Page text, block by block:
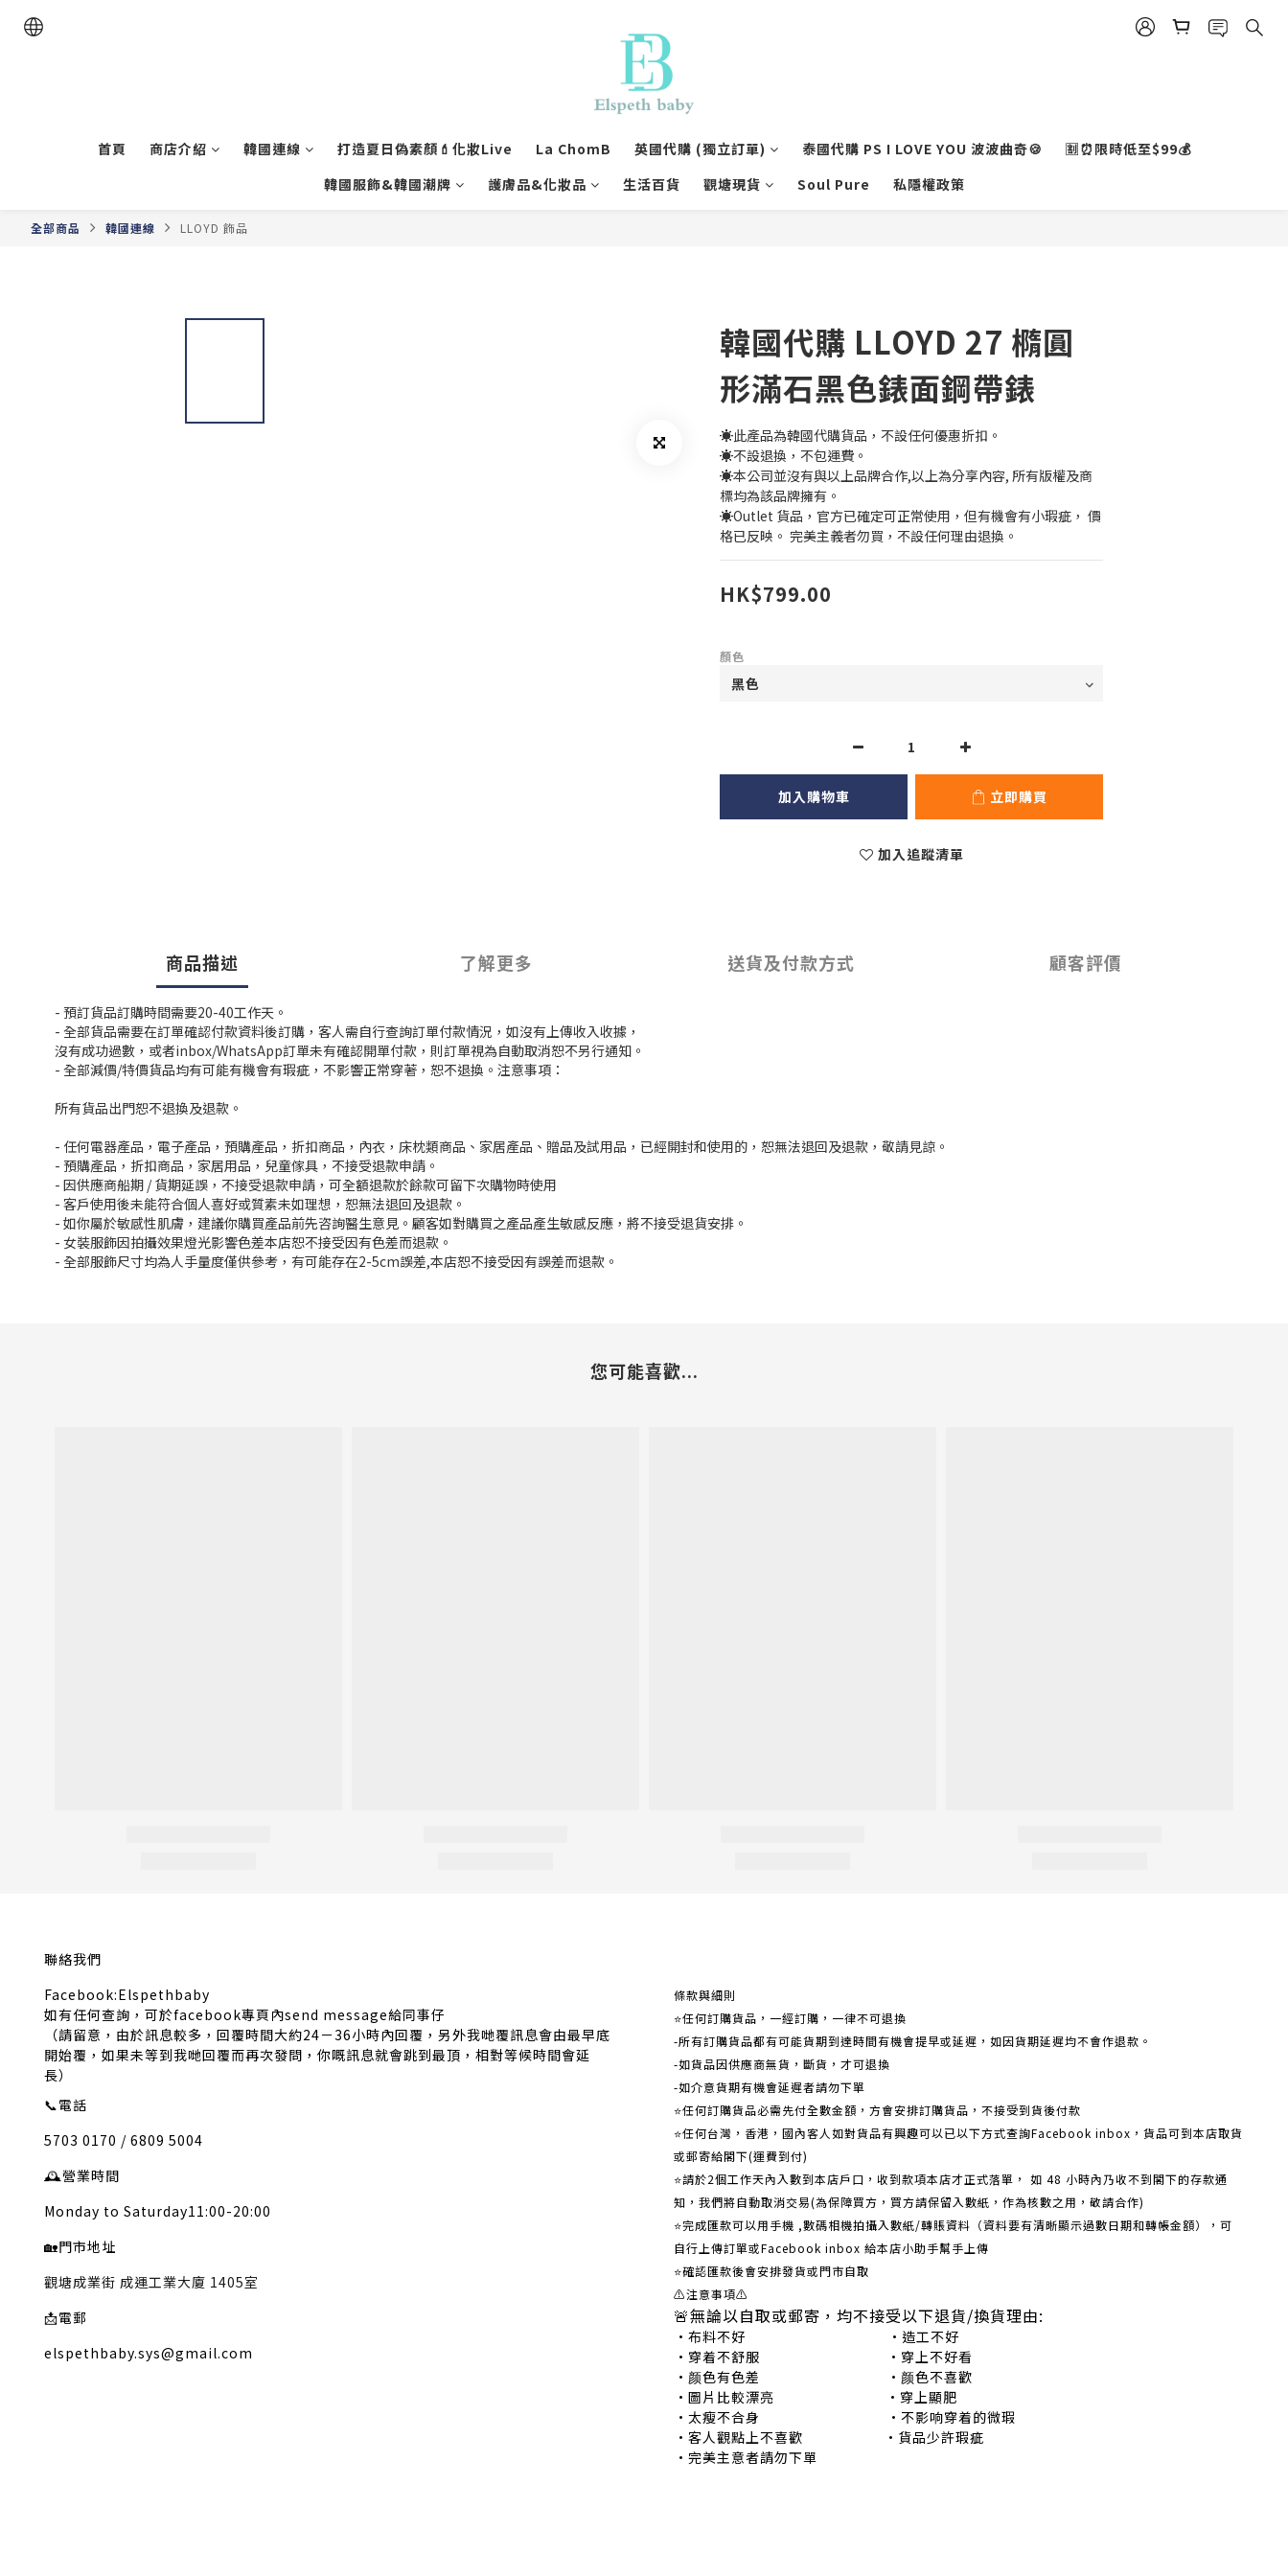
首頁 商店介紹 韓國連線 打造夏日偽素顏💄化妝Live La ChomB 英國代購 (獨立訂單) 泰國代購 PS I LOVE YOU 波波曲奇🍪
🈹⏰限時低至$99💰
韓國服飾&韓國潮牌
護膚品&化妝品 生活百貨 觀塘現貨 Soul Pure 私隱權政策
全部商品 韓國連線 LLOYD 飾品
韓國代購 LLOYD 27 橢圓
形滿石黑色錶面鋼帶錶
☀️此產品為韓國代購貨品，不設任何優惠折扣。
☀️不設退換，不包運費。
☀️本公司並沒有與以上品牌合作,以上為分享內容, 所有版權及商
標均為該品牌擁有。
☀️Outlet 貨品，官方已確定可正常使用，但有機會有小瑕疵， 價
格已反映。 完美主義者勿買，不設任何理由退換。
HK$799.00
顏色
加入購物車 立即購買
加入追蹤清單
商品描述 了解更多 送貨及付款方式 顧客評價
- 預訂貨品訂購時間需要20-40工作天。
- 全部貨品需要在訂單確認付款資料後訂購，客人需自行查詢訂單付款情況，如沒有上傳收入收據，
沒有成功過數，或者inbox/WhatsApp訂單未有確認開單付款，則訂單視為自動取消恕不另行通知。
- 全部減價/特價貨品均有可能有機會有瑕疵，不影響正常穿著，恕不退換。注意事項：
所有貨品出門恕不退換及退款。
- 任何電器產品，電子產品，預購產品，折扣商品，內衣，床枕類商品、家居產品、贈品及試用品，已經開封和使用的，恕無法退回及退款，敬請見諒。
- 預購產品，折扣商品，家居用品，兒童傢具，不接受退款申請。
- 因供應商船期 / 貨期延誤，不接受退款申請，可全額退款於餘款可留下次購物時使用
- 客戶使用後未能符合個人喜好或質素未如理想，恕無法退回及退款。
- 如你屬於敏感性肌膚，建議你購買產品前先咨詢醫生意見。顧客如對購買之產品產生敏感反應，將不接受退貨安排。
- 女裝服飾因拍攝效果燈光影響色差本店恕不接受因有色差而退款。
- 全部服飾尺寸均為人手量度僅供參考，有可能存在2-5cm誤差,本店恕不接受因有誤差而退款。
您可能喜歡...
聯絡我們
Facebook:Elspethbaby
如有任何查詢，可於facebook專頁內send message給同事仔
（請留意，由於訊息較多，回覆時間大約24－36小時內回覆，另外我哋覆訊息會由最早底
開始覆，如果未等到我哋回覆而再次發問，你嘅訊息就會跳到最頂，相對等候時間會延
長）
📞電話
5703 0170 / 6809 5004
🕰️營業時間
Monday to Saturday11:00-20:00
🏡門市地址
觀塘成業街 成運工業大廈 1405室
📩電郵
elspethbaby.sys@gmail.com
條款與細則
⭐任何訂購貨品，一經訂購，一律不可退換
-所有訂購貨品都有可能貨期到達時間有機會提早或延遲，如因貨期延遲均不會作退款。
-如貨品因供應商無貨，斷貨，才可退換
-如介意貨期有機會延遲者請勿下單
⭐任何訂購貨品必需先付全數金額，方會安排訂購貨品，不接受到貨後付款
⭐任何台灣，香港，國內客人如對貨品有興趣可以已以下方式查詢Facebook inbox，貨品可到本店取貨
或郵寄給閣下(運費到付)
​​⭐請於2個工作天內入數到本店戶口，收到款項本店才正式落單， 如 48 小時內乃收不到閣下的存款通
知，我們將自動取消交易(為保障買方，買方請保留入數紙，作為核數之用，敬請合作)
⭐完成匯款可以用手機 ,數碼相機拍攝入數紙/轉賬資料（資料要有清晰顯示過數日期和轉帳金額），可
自行上傳訂單或Facebook inbox 給本店小助手幫手上傳
⭐確認匯款後會安排發貨或門市自取
⚠注意事項⚠
🚨無論以自取或郵寄，均不接受以下退貨/換貨理由:
•布料不好 •造工不好
•穿着不舒服 •穿上不好看
•颜色有色差 •颜色不喜歡
•圖片比較漂亮 •穿上顯肥
•太瘦不合身 •不影响穿着的微瑕
•客人觀點上不喜歡 •貨品少許瑕疵
•完美主意者請勿下單